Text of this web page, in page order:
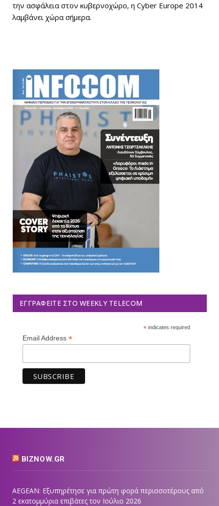
την ασφάλεια στον κυβερνοχώρο, η Cyber Europe 2014
λαμβάνει χώρα σήμερα.
ΕΓΓΡΑΦΕΊΤΕ ΣΤΟ WEEKLY TELECOM
*indicates required
Email Address *
BIZNOW.GR
AEGEAN: Εξυπηρέτησε για πρώτη φορά περισσοτέρους από
2 εκατομμύρια επιβάτες τον Ιούλιο 2026